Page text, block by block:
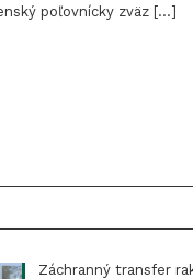
poľovnícky zväz […]
Záchranný transfer